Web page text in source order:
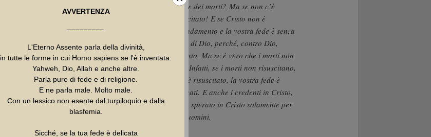
alcuni tra voi dicono che non vi è risurrezione dei morti? Ma se non c’è
risurrezione dei morti, neppure Cristo è risuscitato! E se Cristo non è
risuscitato, la nostra predicazione è senza fondamento e la vostra fede è senza
valore. Anzi finiamo per essere falsi testimoni di Dio, perché, contro Dio,
abbiamo affermato che egli ha risuscitato Cristo. Ma se è vero che i morti non
risuscitano, Dio non lo ha risuscitato affatto. Infatti, se i morti non risuscitano,
neppure Cristo è risuscitato. E se Cristo non è risuscitato, la vostra fede è
un’illusione, e voi siete ancora nei vostri peccati. E anche i credenti in Cristo,
che sono morti, sono perduti. Ma se abbiamo sperato in Cristo solamente per
questa vita, noi siamo i più infelici di tutti gli uomini.
– 1 Corinzi 15,12-20
AVVERTENZA
–––––––––
L'Eterno Assente parla della divinità,
in tutte le forme in cui Homo sapiens se l'è inventata:
Yahweh, Dio, Allah e anche altre.
Parla pure di fede e di religione.
E ne parla male. Molto male.
Con un lessico non esente dal turpiloquio e dalla
blasfemia.
Sicché, se la tua fede è delicata